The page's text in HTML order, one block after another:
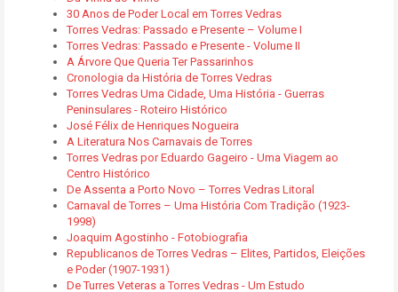
30 Anos de Poder Local em Torres Vedras
Torres Vedras: Passado e Presente – Volume I
Torres Vedras: Passado e Presente - Volume II
A Árvore Que Queria Ter Passarinhos
Cronologia da História de Torres Vedras
Torres Vedras Uma Cidade, Uma História - Guerras
Peninsulares - Roteiro Histórico
José Félix de Henriques Nogueira
A Literatura Nos Carnavais de Torres
Torres Vedras por Eduardo Gageiro - Uma Viagem ao
Centro Histórico
De Assenta a Porto Novo – Torres Vedras Litoral
Carnaval de Torres – Uma História Com Tradição (1923-
1998)
Joaquim Agostinho - Fotobiografia
Republicanos de Torres Vedras – Elites, Partidos, Eleições
e Poder (1907-1931)
De Turres Veteras a Torres Vedras - Um Estudo